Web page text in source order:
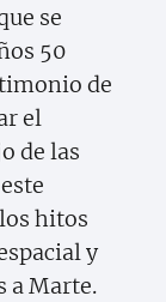
se
50
de
el
de las
hitos
y
a Marte.